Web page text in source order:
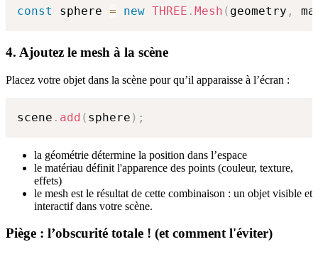
const sphere = new THREE . Mesh ( geometry ,
4. Ajoutez le mesh à la scène
Placez votre objet dans la scène pour qu’il apparaisse à l’écran :
scene . add ( sphere ) ;
la géométrie détermine la position dans l’espace
le matériau définit l'apparence des points (couleur, texture,
effets)
le mesh est le résultat de cette combinaison : un objet visible et
interactif dans votre scène.
Piège : l’obscurité totale ! (et comment l'éviter)